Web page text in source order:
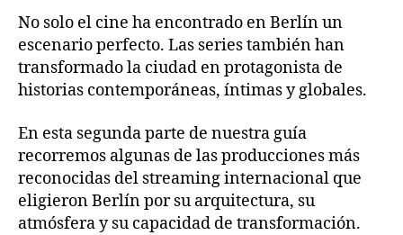
No solo el cine ha encontrado en Berlín un
escenario perfecto. Las series también han
transformado la ciudad en protagonista de
historias contemporáneas, íntimas y globales.
En esta segunda parte de nuestra guía
recorremos algunas de las producciones más
reconocidas del streaming internacional que
eligieron Berlín por su arquitectura, su
atmósfera y su capacidad de transformación.